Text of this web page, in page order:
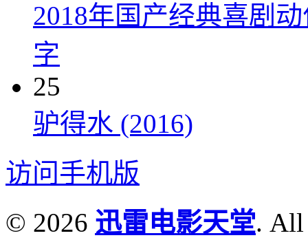
2018年国产经典喜剧
字
25
驴得水 (2016)
访问手机版
© 2026 迅雷电影天堂. All